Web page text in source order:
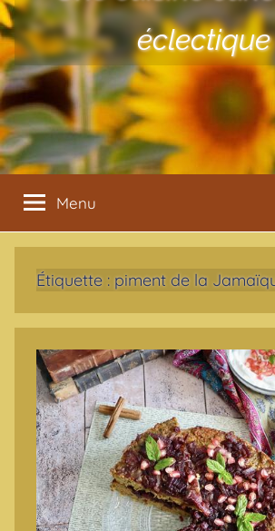
éclectique
Menu
Étiquette : piment de la